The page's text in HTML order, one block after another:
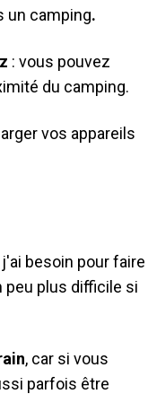
un camping.
: vous pouvez
du camping.
vos appareils
besoin pour faire
peu plus difficile si
, car si vous
parfois être